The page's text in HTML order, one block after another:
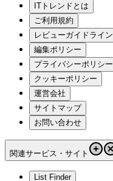
ITトレンドとは
ご利用規約
レビューガイドライン
編集ポリシー
プライバシーポリシー
クッキーポリシー
運営会社
サイトマップ
お問い合わせ
関連サービス・サイト
List Finder